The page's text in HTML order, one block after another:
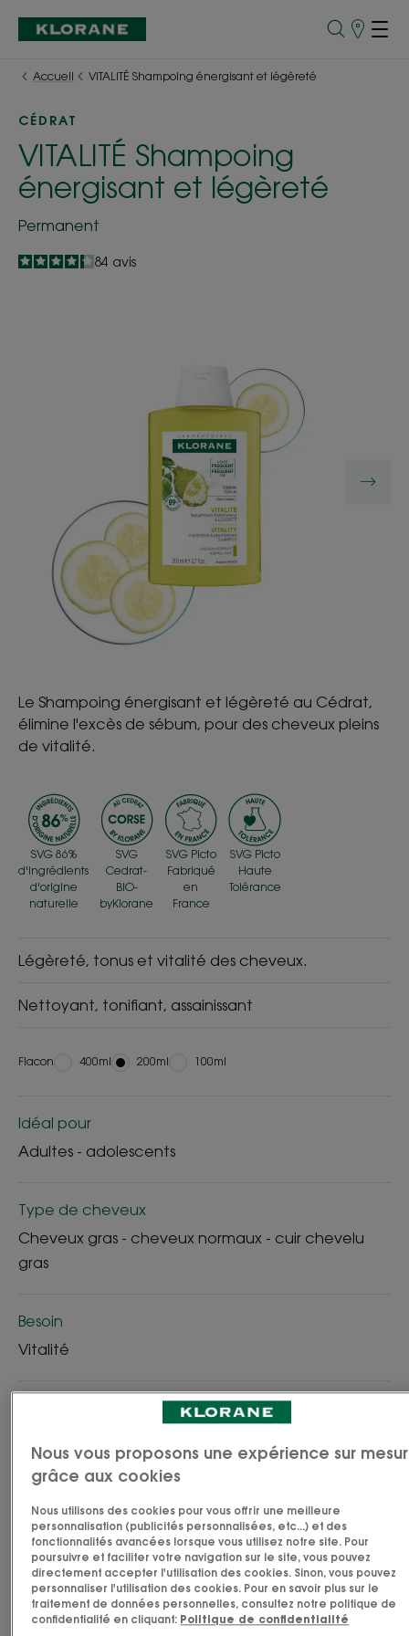
Points
Accueil
VITALITÉ Shampoing énergisant et légèreté
CÉDRAT
VITALITÉ Shampoing
énergisant et légèreté
Permanent
4.3
/
5
84 avis
Le Shampoing énergisant et légèreté au Cédrat,
élimine l'excès de sébum, pour des cheveux pleins
de vitalité.
SVG 86%
d'ingrédients
d'origine
naturelle
SVG
Cedrat-
BIO-
byKlorane
SVG Picto
Fabriqué
en
France
SVG Picto
Haute
Tolérance
Légèreté, tonus et vitalité des cheveux.
Nettoyant, tonifiant, assainissant
Flacon Flacon
400ml Flacon
200ml Flacon
100ml
Idéal pour
Adultes - adolescents
Type de cheveux
Cheveux gras - cheveux normaux - cuir chevelu
gras
Besoin
Vitalité
Le Shampoing Vitalité énergisant et légèreté au
Cédrat, nettoie et prend soin des cheveux
légèreté et tonus. Il libère le cuir chevelu de l'excès
de sébum pour révéler des cheveux plein de
vitalité, dès la première application. Sa formule
unique, adaptée à un usage fréquent, associe un
actif séboréducteur au cédrat, agrume ancestral
Nous vous proposons une expérience sur
grâce aux cookies
Nous utilisons des cookies pour vous offrir une meilleure
personnalisation (publicités personnalisées, etc...) et des
fonctionnalités avancées lorsque vous utilisez notre site. Pour
poursuivre et faciliter votre navigation sur le site, vous pouvez
directement accepter l'utilisation des cookies. Sinon, vous pouvez
personnaliser l'utilisation des cookies. Pour en savoir plus sur le
traitement de données personnelles, consultez notre politique de
confidentialité en cliquant: Politique de confidentialité